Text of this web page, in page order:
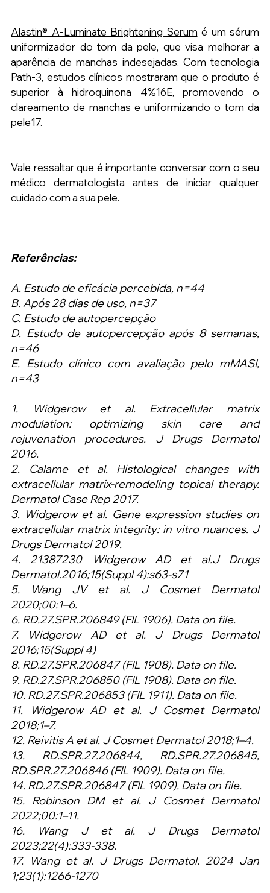
Alastin® A-Luminate Brightening Serum é um sérum
uniformizador do tom da pele, que visa melhorar a
aparência de manchas indesejadas. Com tecnologia
Path-3, estudos clínicos mostraram que o produto é
superior à hidroquinona 4%16E, promovendo o
clareamento de manchas e uniformizando o tom da
pele17.
Vale ressaltar que é importante conversar com o seu
médico dermatologista antes de iniciar qualquer
cuidado com a sua pele.
Referências:
A. Estudo de eficácia percebida, n=44
B. Após 28 dias de uso, n=37
C. Estudo de autopercepção
D. Estudo de autopercepção após 8 semanas,
n=46
E. Estudo clínico com avaliação pelo mMASI,
n=43
1. Widgerow et al. Extracellular matrix
modulation: optimizing skin care and
rejuvenation procedures. J Drugs Dermatol
2016.
2. Calame et al. Histological changes with
extracellular matrix-remodeling topical therapy.
Dermatol Case Rep 2017.
3. Widgerow et al. Gene expression studies on
extracellular matrix integrity: in vitro nuances. J
Drugs Dermatol 2019.
4. 21387230 Widgerow AD et al.J Drugs
Dermatol.2016;15(Suppl 4):s63-s71
5. Wang JV et al. J Cosmet Dermatol
2020;00:1–6.
6. RD.27.SPR.206849 (FIL 1906). Data on file.
7. Widgerow AD et al. J Drugs Dermatol
2016;15(Suppl 4)
8. RD.27.SPR.206847 (FIL 1908). Data on file.
9. RD.27.SPR.206850 (FIL 1908). Data on file.
10. RD.27.SPR.206853 (FIL 1911). Data on file.
11. Widgerow AD et al. J Cosmet Dermatol
2018;1–7.
12. Reivitis A et al. J Cosmet Dermatol 2018;1–4.
13. RD.SPR.27.206844, RD.SPR.27.206845,
RD.SPR.27.206846 (FIL 1909). Data on file.
14. RD.27.SPR.206847 (FIL 1909). Data on file.
15. Robinson DM et al. J Cosmet Dermatol
2022;00:1–11.
16. Wang J et al. J Drugs Dermatol
2023;22(4):333-338.
17. Wang et al. J Drugs Dermatol. 2024 Jan
1;23(1):1266-1270